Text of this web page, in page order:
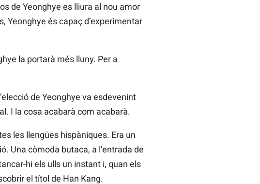
de Yeonghye es lliura al nou amor
Yeonghye és capaç d’experimentar
la portarà més lluny. Per a
de Yeonghye va esdevenint
I la cosa acabarà com acabarà.
les llengües hispàniques. Era un
Una còmoda butaca, a l’entrada de
hi els ulls un instant i, quan els
el títol de Han Kang.